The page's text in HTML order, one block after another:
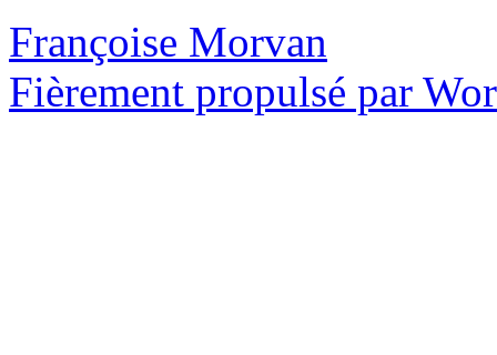
Françoise Morvan
Fièrement propulsé par